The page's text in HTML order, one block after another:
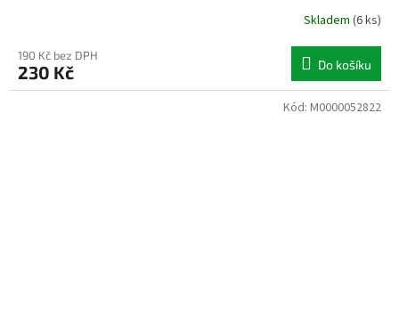
Skladem (6 ks)
190 Kč bez DPH
230 Kč Do košíku
Kód: M0000052822